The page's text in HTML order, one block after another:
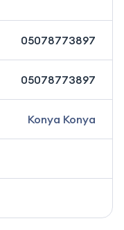
05078773897
05078773897
Konya Konya